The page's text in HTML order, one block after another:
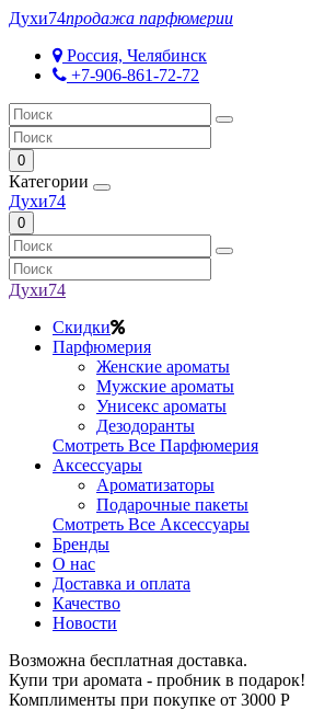
Духи74продажа парфюмерии
Россия, Челябинск
+7-906-861-72-72
0
Категории
Духи74
0
Духи74
Скидки
Парфюмерия
Женские ароматы
Мужские ароматы
Унисекс ароматы
Дезодоранты
Смотреть Все Парфюмерия
Аксессуары
Ароматизаторы
Подарочные пакеты
Смотреть Все Аксессуары
Бренды
О нас
Доставка и оплата
Качество
Новости
Возможна бесплатная доставка.
Купи три аромата - пробник в подарок!
Комплименты при покупке от 3000 Р